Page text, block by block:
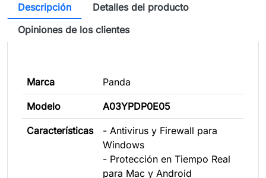
Descripción
Detalles del producto
Opiniones de los clientes
Marca Panda
Modelo A03YPDP0E05
Características
- Antivirus y Firewall para
Windows
- Protección en Tiempo Real
para Mac y Android